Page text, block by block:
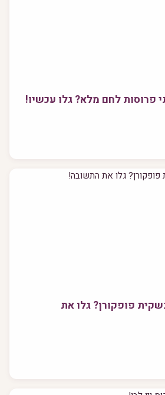
פרוסות לחם מלא? גלו עכשיו!
פופקורן? גלו את